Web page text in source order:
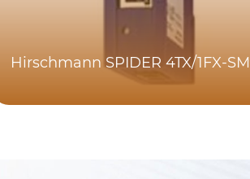
Hirschmann SPIDER 4TX/1FX-